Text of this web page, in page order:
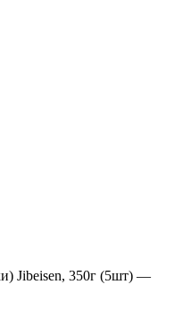
Jibeisen, 350г (5шт) —